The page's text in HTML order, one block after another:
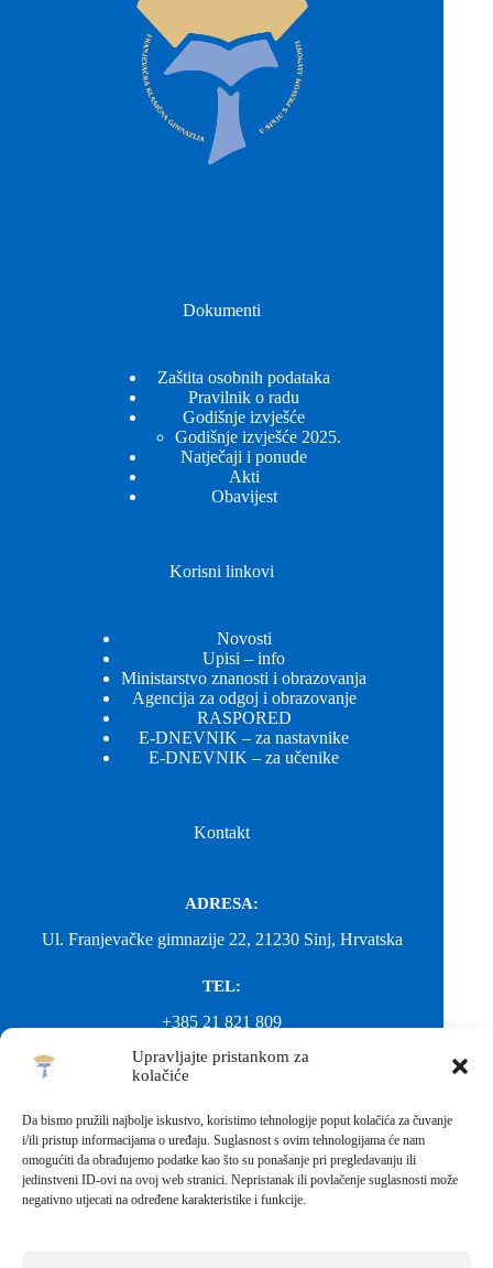
Upravljajte pristankom za
kolačiće
Da bismo pružili najbolje iskustvo, koristimo tehnologije poput kolačića za čuvanje
i/ili pristup informacijama o uređaju. Suglasnost s ovim tehnologijama će nam
omogućiti da obrađujemo podatke kao što su ponašanje pri pregledavanju ili
jedinstveni ID-ovi na ovoj web stranici. Nepristanak ili povlačenje suglasnosti može
negativno utjecati na određene karakteristike i funkcije.
Dokumenti
Zaštita osobnih podataka
Pravilnik o radu
Godišnje izvješće
Godišnje izvješće 2025.
Natječaji i ponude
Akti
Obavijest
Korisni linkovi
Novosti
Upisi – info
Ministarstvo znanosti i obrazovanja
Agencija za odgoj i obrazovanje
RASPORED
E-DNEVNIK – za nastavnike
E-DNEVNIK – za učenike
Kontakt
ADRESA:
Ul. Franjevačke gimnazije 22, 21230 Sinj, Hrvatska
TEL:
+385 21 821 809
EMAIL:
EMAIL:
fkgsinj@gmail.com
Svako neovlašteno preuzimanje fotografija i sadržaja s ove web